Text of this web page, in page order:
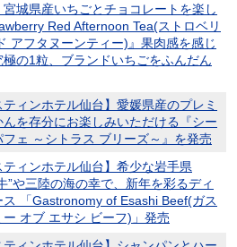
宮城県産いちごとチョコレートを楽し
Red Afternoon Tea(ストロベリ
アフタヌーンティー)』果肉感を感じ
極の1粒、ブランドいちごをふんだん
ティンホテル仙台】愛媛県産のプレミ
んを存分にお楽しみいただける『シー
フェ ～シトラス ブリーズ～』を発売
ティンホテル仙台】希少な岩手県
”や三陸の海の幸で、新年を彩るディ
ス 「Gastronomy of Esashi Beef(ガス
ー オブ エサシ ビーフ)」発売